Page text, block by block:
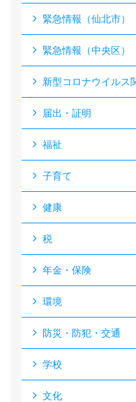
緊急情報（仙北市）
緊急情報（中央区）
新型コロナウイルス
届出・証明
福祉
子育て
健康
税
年金・保険
環境
防災・防犯・交通
学校
文化